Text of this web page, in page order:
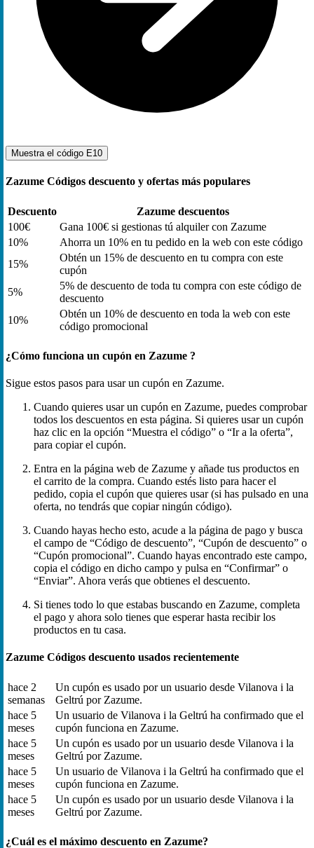
Muestra el código E10
Zazume Códigos descuento y ofertas más populares
Descuento
Zazume descuentos
100€
Gana 100€ si gestionas tú alquiler con Zazume
10%
Ahorra un 10% en tu pedido en la web con este código
15%
Obtén un 15% de descuento en tu compra con este
cupón
5%
5% de descuento de toda tu compra con este código de
descuento
10%
Obtén un 10% de descuento en toda la web con este
código promocional
¿Cómo funciona un cupón en Zazume ?
Sigue estos pasos para usar un cupón en Zazume.
Cuando quieres usar un cupón en Zazume, puedes comprobar
todos los descuentos en esta página. Si quieres usar un cupón
haz clic en la opción “Muestra el código” o “Ir a la oferta”,
para copiar el cupón.
Entra en la página web de Zazume y añade tus productos en
el carrito de la compra. Cuando estés listo para hacer el
pedido, copia el cupón que quieres usar (si has pulsado en una
oferta, no tendrás que copiar ningún código).
Cuando hayas hecho esto, acude a la página de pago y busca
el campo de “Código de descuento”, “Cupón de descuento” o
“Cupón promocional”. Cuando hayas encontrado este campo,
copia el código en dicho campo y pulsa en “Confirmar” o
“Enviar”. Ahora verás que obtienes el descuento.
Si tienes todo lo que estabas buscando en Zazume, completa
el pago y ahora solo tienes que esperar hasta recibir los
productos en tu casa.
Zazume Códigos descuento usados recientemente
hace 2
semanas
Un cupón es usado por un usuario desde Vilanova i la
Geltrú por Zazume.
hace 5
meses
Un usuario de Vilanova i la Geltrú ha confirmado que el
cupón funciona en Zazume.
hace 5
meses
Un cupón es usado por un usuario desde Vilanova i la
Geltrú por Zazume.
hace 5
meses
Un usuario de Vilanova i la Geltrú ha confirmado que el
cupón funciona en Zazume.
hace 5
meses
Un cupón es usado por un usuario desde Vilanova i la
Geltrú por Zazume.
¿Cuál es el máximo descuento en Zazume?